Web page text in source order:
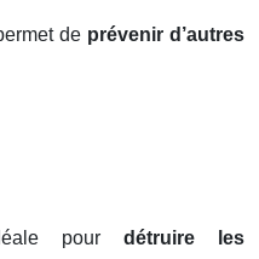
de prévenir d’autres
pour détruire les